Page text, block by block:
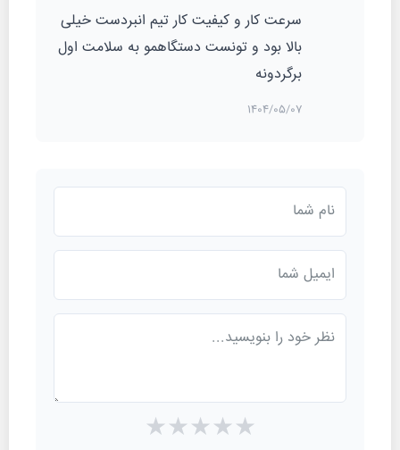
سرعت کار و کیفیت کار تیم انبردست خیلی
بالا بود و تونست دستگاهمو به سلامت اول
برگردونه
1404/05/07
★★★★★